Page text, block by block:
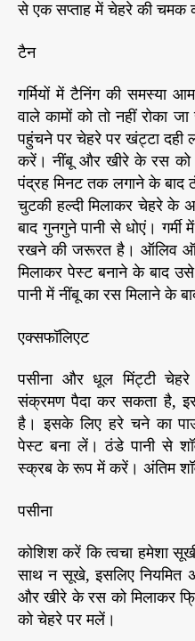
से एक सप्ताह में चेहरे की चमक
टैन
गर्मियों में टैनिंग की समस्या
वाले कामों को तो नहीं रोका
पहुंचने पर चेहरे पर खंट्टा दही
करें। नींबू और खीरे के रस को
पंद्रह मिनट तक लगाने के बाद
चुटकी हल्दी मिलाकर चेहरे के
बाद गुनगुने पानी से धोएं।
रखने की जरूरत है। ऑलिव
मिलाकर पेस्ट बनाने के बाद
पानी में नींबू का रस मिलाने के
एक्सफॉलिएट
पसीना और धूल मिंट्टी
संक्रमण पैदा कर सकता है,
है। इसके लिए हरे चने का
पेस्ट बना लें। ठंडे पानी से
स्क्रब के रूप में करें। अंतिम
पसीना
कोशिश करें कि त्वचा हमेशा
साथ न सूखे, इसलिए नियमित
और खीरे के रस को मिलाकर
को चेहरे पर मलें।